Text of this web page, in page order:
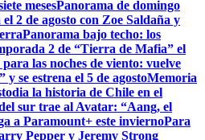
mesesPanorama de domingo
2 de agosto con Zoe Saldaña y
Panorama bajo techo: los
2 de “Tierra de Mafia” el
las noches de viento: vuelve
se estrena el 5 de agostoMemoria
la historia de Chile en el
sur trae al Avatar: “Aang, el
a Paramount+ este inviernoPara
Pepper y Jeremy Strong